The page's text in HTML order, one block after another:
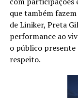
que também
de Liniker, Preta
performance ao
o público presente
respeito.